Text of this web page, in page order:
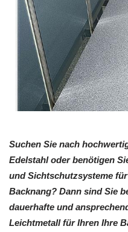
Suchen Sie nach
Edelstahl oder benötigen
und Sichtschutzsysteme
Backnang? Dann sind Sie
dauerhafte und
Leichtmetall für Ihren Ihre